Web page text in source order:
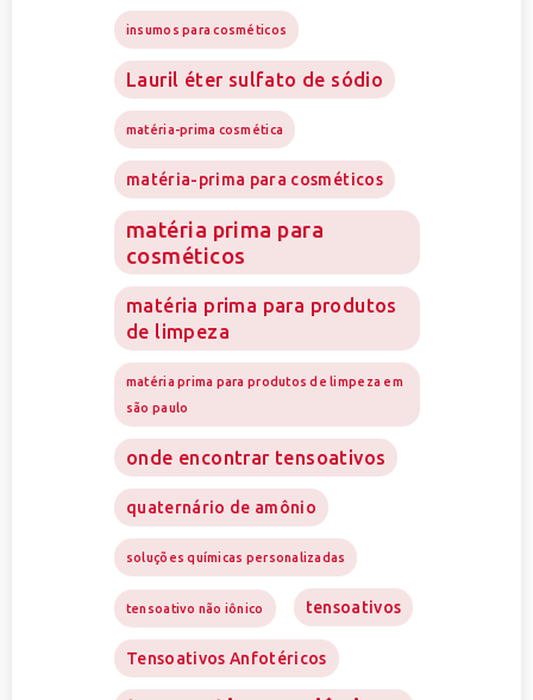
insumos para cosméticos
Lauril éter sulfato de sódio
matéria-prima cosmética
matéria-prima para cosméticos
matéria prima para
cosméticos
matéria prima para produtos
de limpeza
matéria prima para produtos de limpeza em
são paulo
onde encontrar tensoativos
quaternário de amônio
soluções químicas personalizadas
tensoativo não iônico tensoativos
Tensoativos Anfotéricos